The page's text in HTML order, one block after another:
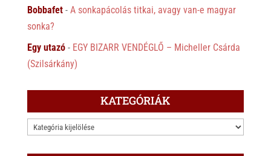
Bobbafet- A sonkapácolás titkai, avagy van-e magyar
sonka?
Egy utazó- EGY BIZARR VENDÉGLŐ – Micheller Csárda
(Szilsárkány)
KATEGÓRIÁK
KATEGÓRIÁK